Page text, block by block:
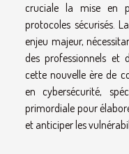
cruciale la mise en
protocoles sécurisés.
enjeu majeur,
des professionnels et
cette nouvelle ère de
en cybersécurité,
primordiale pour
et anticiper les